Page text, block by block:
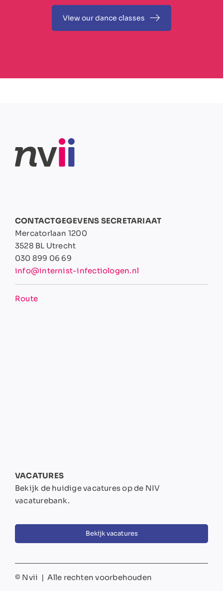
View our dance classes
CONTACTGEGEVENS SECRETARIAAT
Mercatorlaan 1200
3528 BL Utrecht
030 899 06 69
info@internist-infectiologen.nl
Route
VACATURES
Bekijk de huidige vacatures op de NIV
vacaturebank.
Bekijk vacatures
© Nvii | Alle rechten voorbehouden